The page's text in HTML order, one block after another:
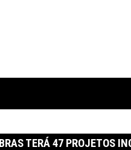
TERÁ 47 PROJETOS